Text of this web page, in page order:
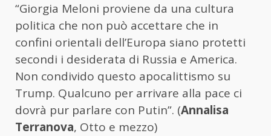
“Giorgia Meloni proviene da una cultura
politica che non può accettare che in
confini orientali dell’Europa siano protetti
secondi i desiderata di Russia e America.
Non condivido questo apocalittismo su
Trump. Qualcuno per arrivare alla pace ci
dovrà pur parlare con Putin”. (Annalisa
Terranova, Otto e mezzo)